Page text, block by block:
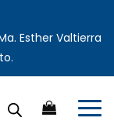
Esther Valtierra